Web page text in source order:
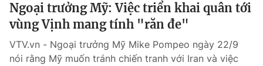
VTV9 VTV8
Liên hệ tòa soạn English
Ngoại trưởng Mỹ: Việc triển khai quân tới
vùng Vịnh mang tính "răn đe"
VTV.vn - Ngoại trưởng Mỹ Mike Pompeo ngày 22/9
nói rằng Mỹ muốn tránh chiến tranh với Iran và việc